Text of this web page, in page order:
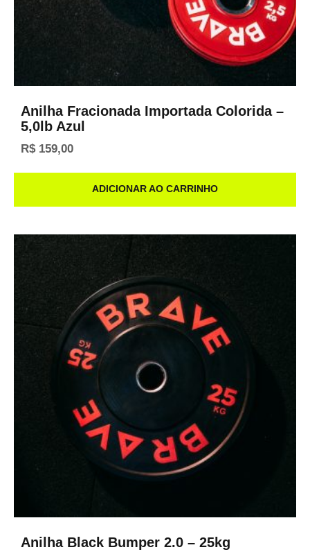
Anilha Fracionada Importada Colorida –
5,0lb Azul
R$159,00
ADICIONAR AO CARRINHO
Anilha Black Bumper 2.0 – 25kg